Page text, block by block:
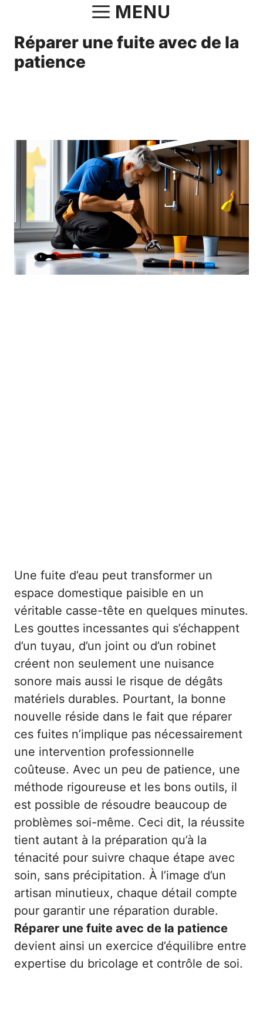
contenu
MENU
Réparer une fuite avec de la
patience
Une fuite d’eau peut transformer un
espace domestique paisible en un
véritable casse-tête en quelques minutes.
Les gouttes incessantes qui s’échappent
d’un tuyau, d’un joint ou d’un robinet
créent non seulement une nuisance
sonore mais aussi le risque de dégâts
matériels durables. Pourtant, la bonne
nouvelle réside dans le fait que réparer
ces fuites n’implique pas nécessairement
une intervention professionnelle
coûteuse. Avec un peu de patience, une
méthode rigoureuse et les bons outils, il
est possible de résoudre beaucoup de
problèmes soi-même. Ceci dit, la réussite
tient autant à la préparation qu’à la
ténacité pour suivre chaque étape avec
soin, sans précipitation. À l’image d’un
artisan minutieux, chaque détail compte
pour garantir une réparation durable.
Réparer une fuite avec de la patience
devient ainsi un exercice d’équilibre entre
expertise du bricolage et contrôle de soi.